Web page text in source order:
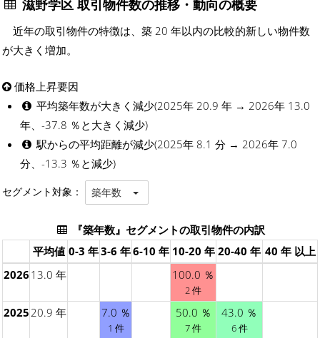
滋野学区 取引物件数の推移・動向の概要
近年の取引物件の特徴は、築 20 年以内の比較的新しい物件数
が大きく増加。
価格上昇要因
平均築年数が大きく減少(2025年 20.9 年 → 2026年 13.0
年、-37.8 ％と大きく減少)
駅からの平均距離が減少(2025年 8.1 分 → 2026年 7.0
分、-13.3 ％と減少)
セグメント対象： 築年数
『築年数』セグメントの取引物件の内訳
平均値 0-3 年3-6 年6-10 年 10-20 年 20-40 年 40 年 以上
2026 13.0 年 100.0 ％
2 件
202520.9 年 7.0 ％
1 件
50.0 ％
7 件
43.0 ％
6 件